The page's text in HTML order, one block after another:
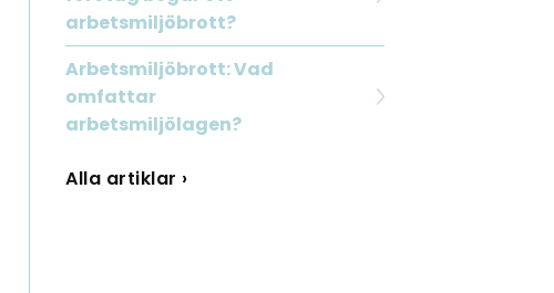
arbetsmiljöbrott?
Arbetsmiljöbrott: Vad
omfattar
arbetsmiljölagen?
Alla artiklar ›